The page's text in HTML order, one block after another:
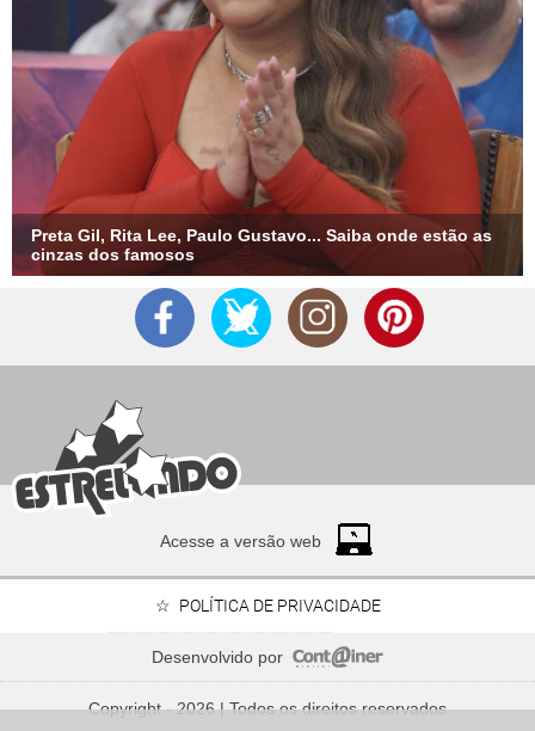
Preta Gil, Rita Lee, Paulo Gustavo... Saiba onde estão as
cinzas dos famosos
Relembre os amores - eaffairs- de Shawn Mendes
Acesse a versão web
POLÍTICA DE PRIVACIDADE
Desenvolvido por
Copyright - 2026 | Todos os direitos reservados